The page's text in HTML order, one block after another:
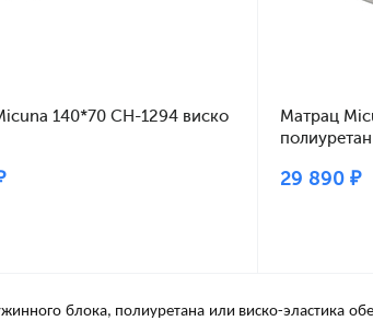
140*70 CH-1294 виско
Матрац
полиуретан
29 890 ₽
блока, полиуретана или виско-эластика